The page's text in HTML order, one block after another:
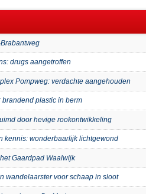
drugs aangetroffen
Pompweg: verdachte aangehouden
plastic in berm
door hevige rookontwikkeling
kennis: wonderbaarlijk lichtgewond
Gaardpad Waalwijk
wandelaarster voor schaap in sloot